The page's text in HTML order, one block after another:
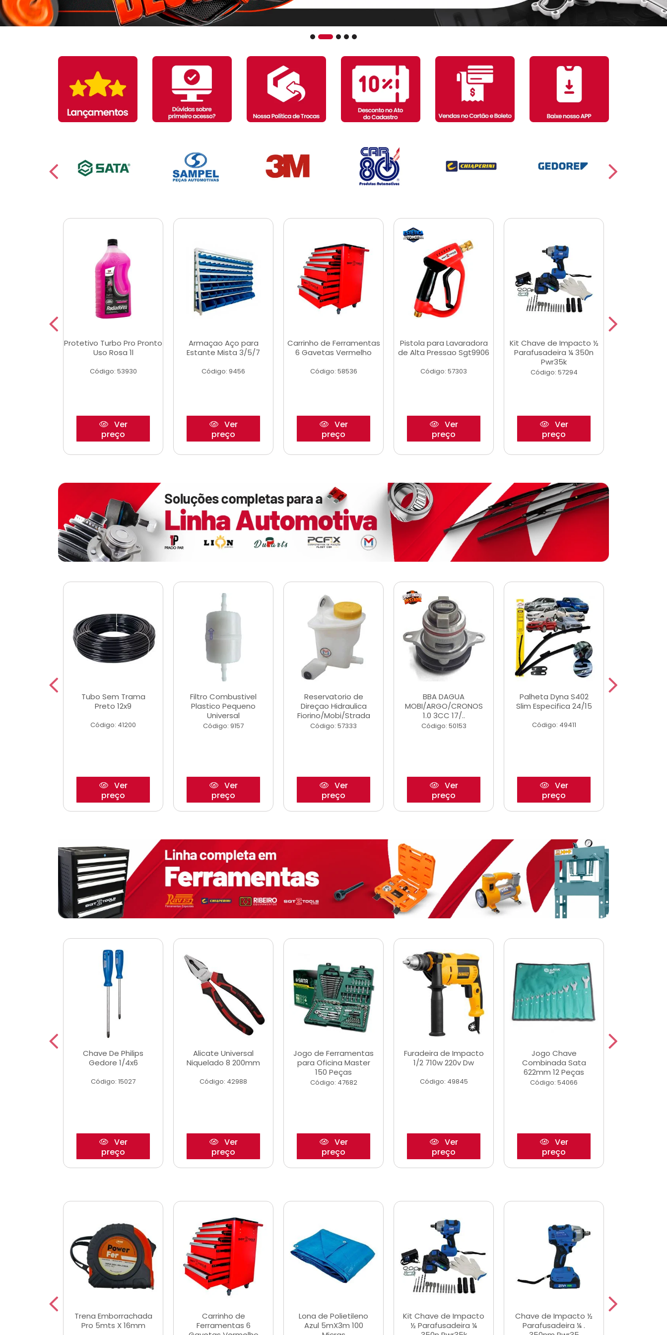
Protetivo Turbo Pro Pronto
Uso Rosa 1l
Código: 53930
Ver
preço
Armaçao Aço para
Estante Mista 3/5/7
Código: 9456
Ver
preço
Carrinho de Ferramentas
6 Gavetas Vermelho
Código: 58536
Ver
preço
Pistola para Lavaradora
de Alta Pressao Sgt9906
Código: 57303
Ver
preço
Kit Chave de Impacto ½
Parafusadeira ¼ 350n
Pwr35k
Código: 57294
Ver
preço
Tubo Sem Trama
Preto 12x9
Código: 41200
Ver
preço
Filtro Combustivel
Plastico Pequeno
Universal
Código: 9157
Ver
preço
Reservatorio de
Direçao Hidraulica
Fiorino/Mobi/Strada
Código: 57333
Ver
preço
BBA DAGUA
MOBI/ARGO/CRONOS
1.0 3CC 17/..
Código: 50153
Ver
preço
Palheta Dyna S402
Slim Especifica 24/15
Código: 49411
Ver
preço
Chave De Philips
Gedore 1/4x6
Código: 15027
Ver
preço
Alicate Universal
Niquelado 8 200mm
Código: 42988
Ver
preço
Jogo de Ferramentas
para Oficina Master
150 Peças
Código: 47682
Ver
preço
Furadeira de Impacto
1/2 710w 220v Dw
Código: 49845
Ver
preço
Jogo Chave
Combinada Sata
622mm 12 Peças
Código: 54066
Ver
preço
Trena Emborrachada
Pro 5mts X 16mm
Carrinho de
Ferramentas 6
Lona de Polietileno
Azul 5mX3m 100
Kit Chave de Impacto
½ Parafusadeira ¼
Chave de Impacto ½
Parafusadeira ¼ .